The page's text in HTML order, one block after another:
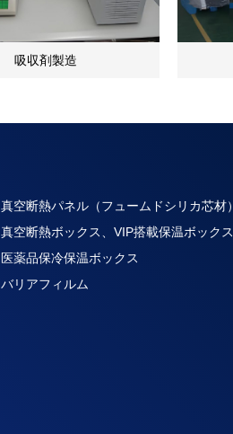
吸収剤製造
真空断熱パネル（フュームドシリカ芯材）
真空断熱ボックス、VIP搭載保温ボックス
医薬品保冷保温ボックス
バリアフィルム